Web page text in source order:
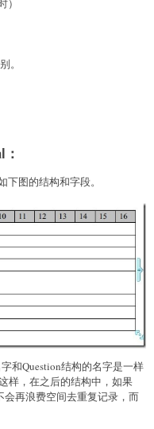
。
图的结构和字段。
和Question结构的名字是一样
样，在之后的结构中，如果
会再浪费空间去重复记录，而